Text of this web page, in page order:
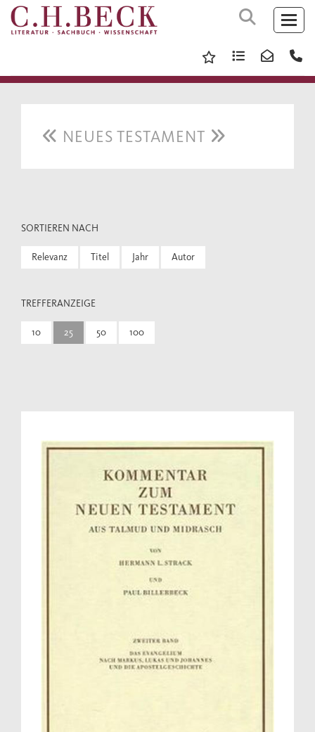
NEUES TESTAMENT
SORTIEREN NACH
Relevanz Titel Jahr Autor
TREFFERANZEIGE
10 25 50 100